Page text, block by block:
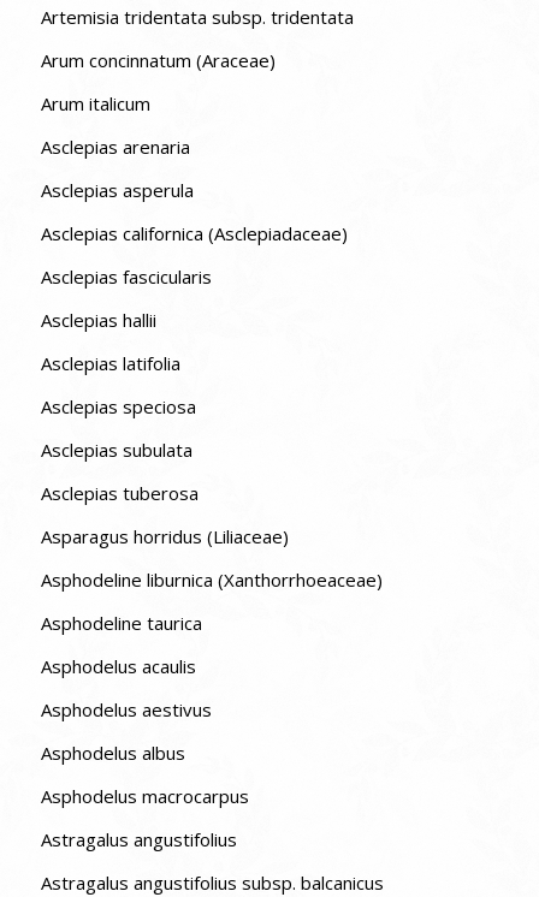
Artemisia tridentata subsp. tridentata
Arum concinnatum (Araceae)
Arum italicum
Asclepias arenaria
Asclepias asperula
Asclepias californica (Asclepiadaceae)
Asclepias fascicularis
Asclepias hallii
Asclepias latifolia
Asclepias speciosa
Asclepias subulata
Asclepias tuberosa
Asparagus horridus (Liliaceae)
Asphodeline liburnica (Xanthorrhoeaceae)
Asphodeline taurica
Asphodelus acaulis
Asphodelus aestivus
Asphodelus albus
Asphodelus macrocarpus
Astragalus angustifolius
Astragalus angustifolius subsp. balcanicus